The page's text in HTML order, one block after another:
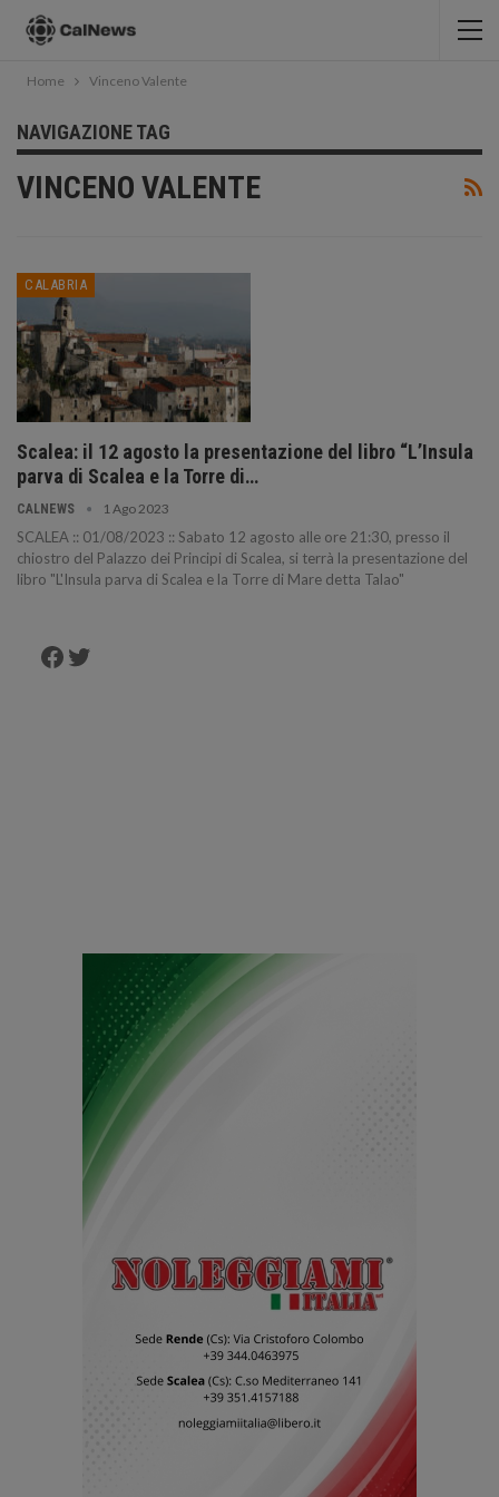
Home Vinceno Valente
NAVIGAZIONE TAG
VINCENO VALENTE
CALABRIA
Scalea: il 12 agosto la presentazione del libro “L’Insula
parva di Scalea e la Torre di…
CALNEWS 1 Ago 2023
SCALEA :: 01/08/2023 :: Sabato 12 agosto alle ore 21:30, presso il
chiostro del Palazzo dei Principi di Scalea, si terrà la presentazione del
libro "L'Insula parva di Scalea e la Torre di Mare detta Talao"
Facebook
Twitter